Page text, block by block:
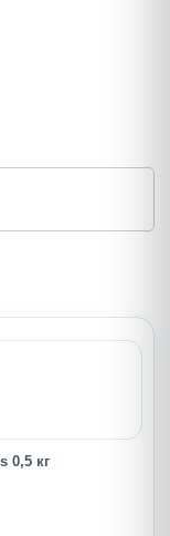
0,5 кг